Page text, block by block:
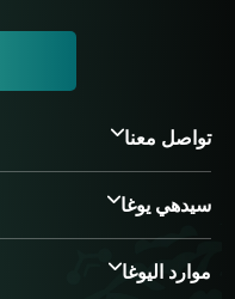
تواصل معنا
سيدهي يوغا
موارد اليوغا